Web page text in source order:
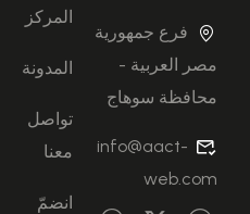
فرع جمهورية
مصر العربية -
محافظة سوهاج
info@aact-
web.com
المركز
المدونة
تواصل
معنا
انضمّ